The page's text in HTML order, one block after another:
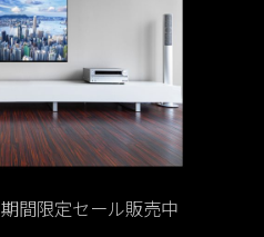
期間限定セール販売中